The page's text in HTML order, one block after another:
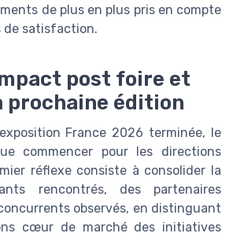
de plus en plus pris en compte
de satisfaction.
post foire et
prochaine édition
France 2026 terminée, le
commencer pour les directions
réflexe consiste à consolider la
rencontrés, des partenaires
observés, en distinguant
cœur de marché des initiatives